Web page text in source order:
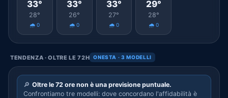
33°
28°
🌧️ 0
33°
26°
🌧️ 0
33°
27°
🌧️ 0
29°
28°
🌧️ 0
TENDENZA · OLTRE LE 72H ONESTA · 3 MODELLI
🔎 Oltre le 72 ore non è una previsione puntuale.
Confrontiamo tre modelli: dove concordano l'affidabilità è